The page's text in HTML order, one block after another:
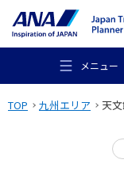
メニュー
TOP 九州エリア 天